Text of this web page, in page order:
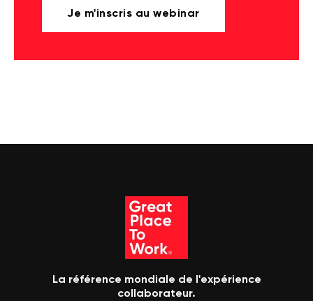
Je m'inscris au webinar
La référence mondiale de l'expérience
collaborateur.